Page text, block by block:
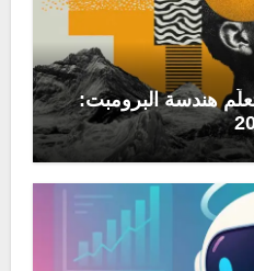
هندسة البرومبت: